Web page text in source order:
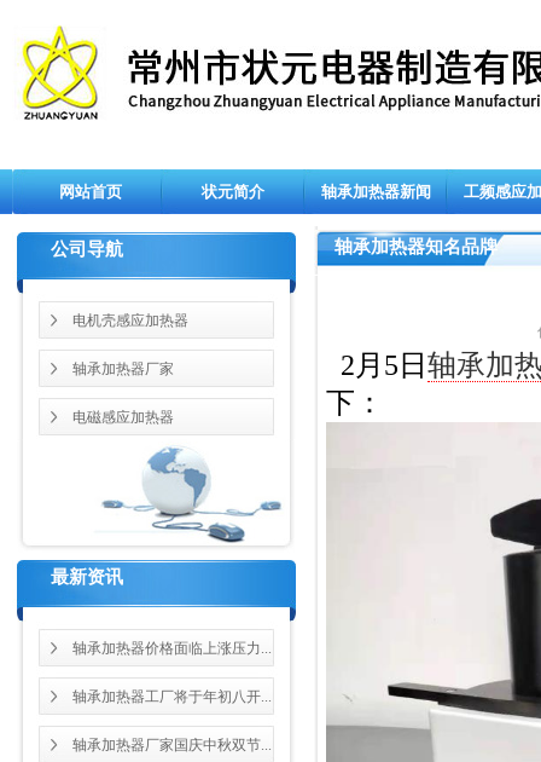
网站首页 状元简介 轴承加热器新闻 工频感应
公司导航
电机壳感应加热器
轴承加热器厂家
电磁感应加热器
最新资讯
轴承加热器价格面临上涨压力...
轴承加热器工厂将于年初八开...
轴承加热器厂家国庆中秋双节...
轴承加热器知名品牌
2月5日 轴承加
下：